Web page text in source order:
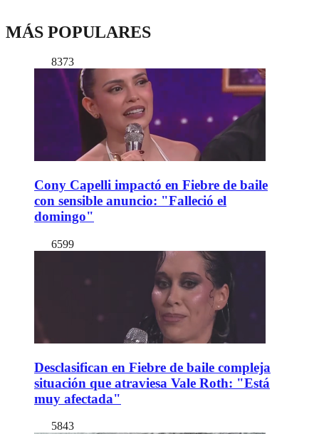
MÁS POPULARES
8373
Cony Capelli impactó en Fiebre de baile
con sensible anuncio: "Falleció el
domingo"
6599
Desclasifican en Fiebre de baile compleja
situación que atraviesa Vale Roth: "Está
muy afectada"
5843